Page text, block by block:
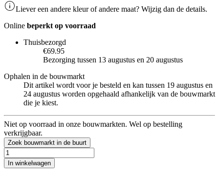
Liever een andere kleur of andere maat? Wijzig dan de details.
Online beperkt op voorraad
Thuisbezorgd
€69.95
Bezorging tussen 13 augustus en 20 augustus
Ophalen in de bouwmarkt
Dit artikel wordt voor je besteld en kan tussen 19 augustus en
24 augustus worden opgehaald afhankelijk van de bouwmarkt
die je kiest.
Niet op voorraad in onze bouwmarkten. Wel op bestelling
verkrijgbaar.
Zoek bouwmarkt in de buurt
In winkelwagen